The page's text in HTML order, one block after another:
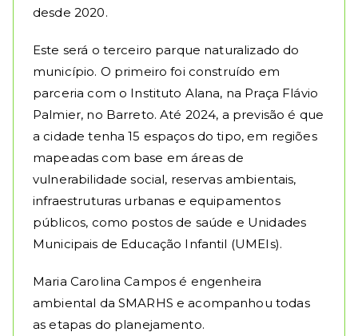
desde 2020.
Este será o terceiro parque naturalizado do
município. O primeiro foi construído em
parceria com o Instituto Alana, na Praça Flávio
Palmier, no Barreto. Até 2024, a previsão é que
a cidade tenha 15 espaços do tipo, em regiões
mapeadas com base em áreas de
vulnerabilidade social, reservas ambientais,
infraestruturas urbanas e equipamentos
públicos, como postos de saúde e Unidades
Municipais de Educação Infantil (UMEIs).
Maria Carolina Campos é engenheira
ambiental da SMARHS e acompanhou todas
as etapas do planejamento.